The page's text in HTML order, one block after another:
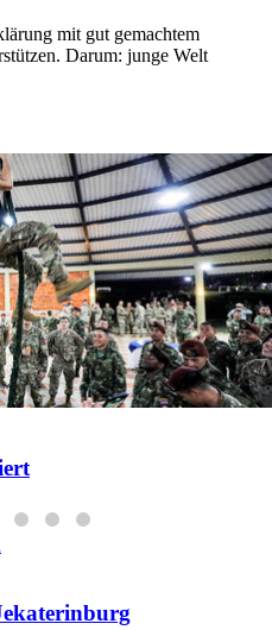
mit gut gemachtem
Darum: junge Welt